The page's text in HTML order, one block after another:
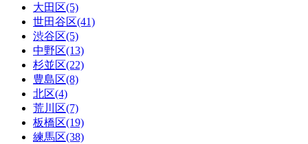
大田区(5)
世田谷区(41)
渋谷区(5)
中野区(13)
杉並区(22)
豊島区(8)
北区(4)
荒川区(7)
板橋区(19)
練馬区(38)